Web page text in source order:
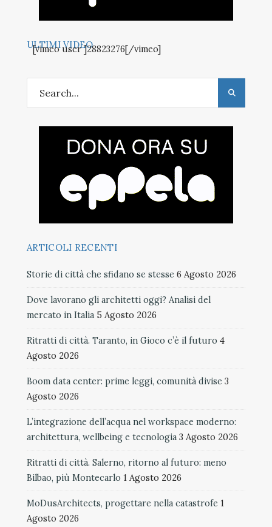
ULTIMI VIDEO
[vimeo user ]28823276[/vimeo]
ARTICOLI RECENTI
Storie di città che sfidano se stesse 6 Agosto 2026
Dove lavorano gli architetti oggi? Analisi del
mercato in Italia 5 Agosto 2026
Ritratti di città. Taranto, in Gioco c’è il futuro 4
Agosto 2026
Boom data center: prime leggi, comunità divise 3
Agosto 2026
L’integrazione dell’acqua nel workspace moderno:
architettura, wellbeing e tecnologia 3 Agosto 2026
Ritratti di città. Salerno, ritorno al futuro: meno
Bilbao, più Montecarlo 1 Agosto 2026
MoDusArchitects, progettare nella catastrofe 1
Agosto 2026